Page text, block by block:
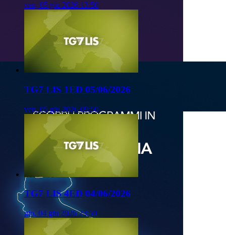
ven, 05 giu 2026 13:50
TG7 LIS 1ED 05/06/2026
ven, 05 giu 2026 09:50
TG7 LIS 4ED 04/06/2026
gio, 04 giu 2026 23:50